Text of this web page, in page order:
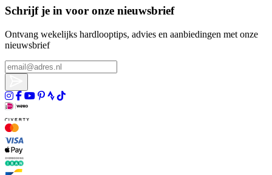
Schrijf je in voor onze nieuwsbrief
Ontvang wekelijks hardlooptips, advies en aanbiedingen met onze
nieuwsbrief